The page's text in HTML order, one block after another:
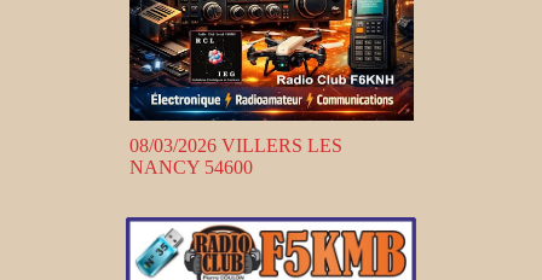
08/03/2026 VILLERS LES
NANCY 54600